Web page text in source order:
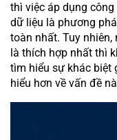
thì việc áp dụng
dữ liệu là phương
toàn nhất. Tuy nhiên,
là thích hợp nhất thì
tìm hiểu sự khác biệt
hiểu hơn về vấn đề